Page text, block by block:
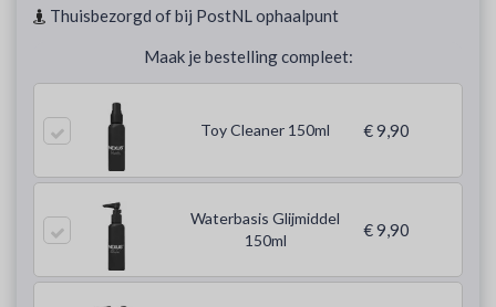
Thuisbezorgd of bij PostNL ophaalpunt
Maak je bestelling compleet:
Toy Cleaner 150ml € 9,90
Waterbasis Glijmiddel
150ml
€ 9,90